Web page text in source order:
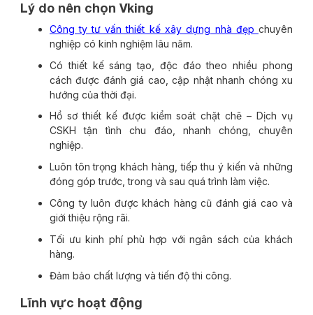
Lý do nên chọn Vking
Công ty tư vấn thiết kế xây dựng nhà đẹp chuyên
nghiệp có kinh nghiệm lâu năm.
Có thiết kế sáng tạo, độc đáo theo nhiều phong
cách được đánh giá cao, cập nhật nhanh chóng xu
hướng của thời đại.
Hồ sơ thiết kế được kiểm soát chặt chẽ – Dịch vụ
CSKH tận tình chu đáo, nhanh chóng, chuyên
nghiệp.
Luôn tôn trọng khách hàng, tiếp thu ý kiến và những
đóng góp trước, trong và sau quá trình làm việc.
Công ty luôn được khách hàng cũ đánh giá cao và
giới thiệu rộng rãi.
Tối ưu kinh phí phù hợp với ngân sách của khách
hàng.
Đảm bảo chất lượng và tiến độ thi công.
Lĩnh vực hoạt động